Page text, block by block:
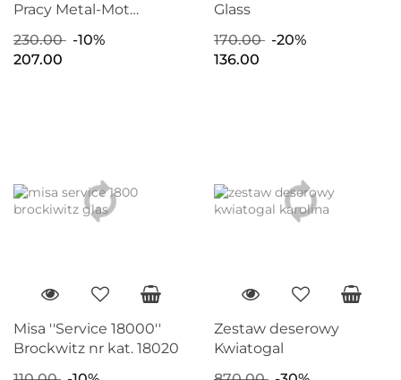
Pracy Metal-Mot
230.00
-10%
207.00
Glass
170.00
-20%
136.00
Misa ''Service 18000''
Brockwitz nr kat. 18020
Zestaw deserowy
Kwiatogal